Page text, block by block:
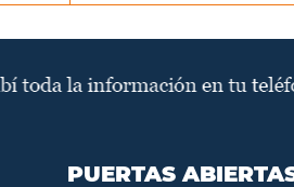
PUERTAS